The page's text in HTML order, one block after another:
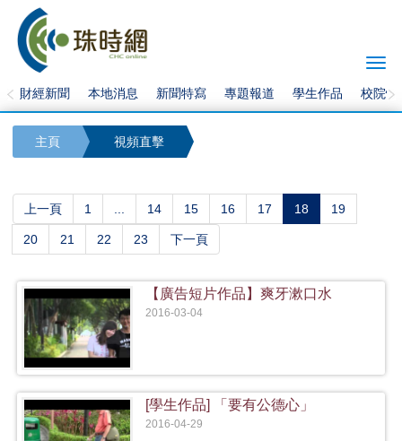
財經新聞 本地消息 新聞特寫 專題報道 學生作品 校院快
主頁 視頻直擊
上一頁 1 14 15 16 17 18(current)
19
20 21 22 23 下一頁
【廣告短片作品】爽牙漱口水
2016-03-04
[學生作品] 「要有公德心」
2016-04-29